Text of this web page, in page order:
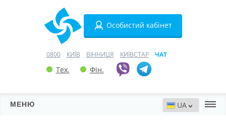
Особистий кабінет
0800 КИЇВ ВІННИЦЯ КИЇВСТАР ЧАТ
Тех. Фін.
МЕНЮ